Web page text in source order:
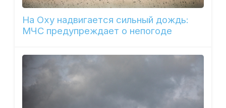
На Оху надвигается сильный дождь:
МЧС предупреждает о непогоде